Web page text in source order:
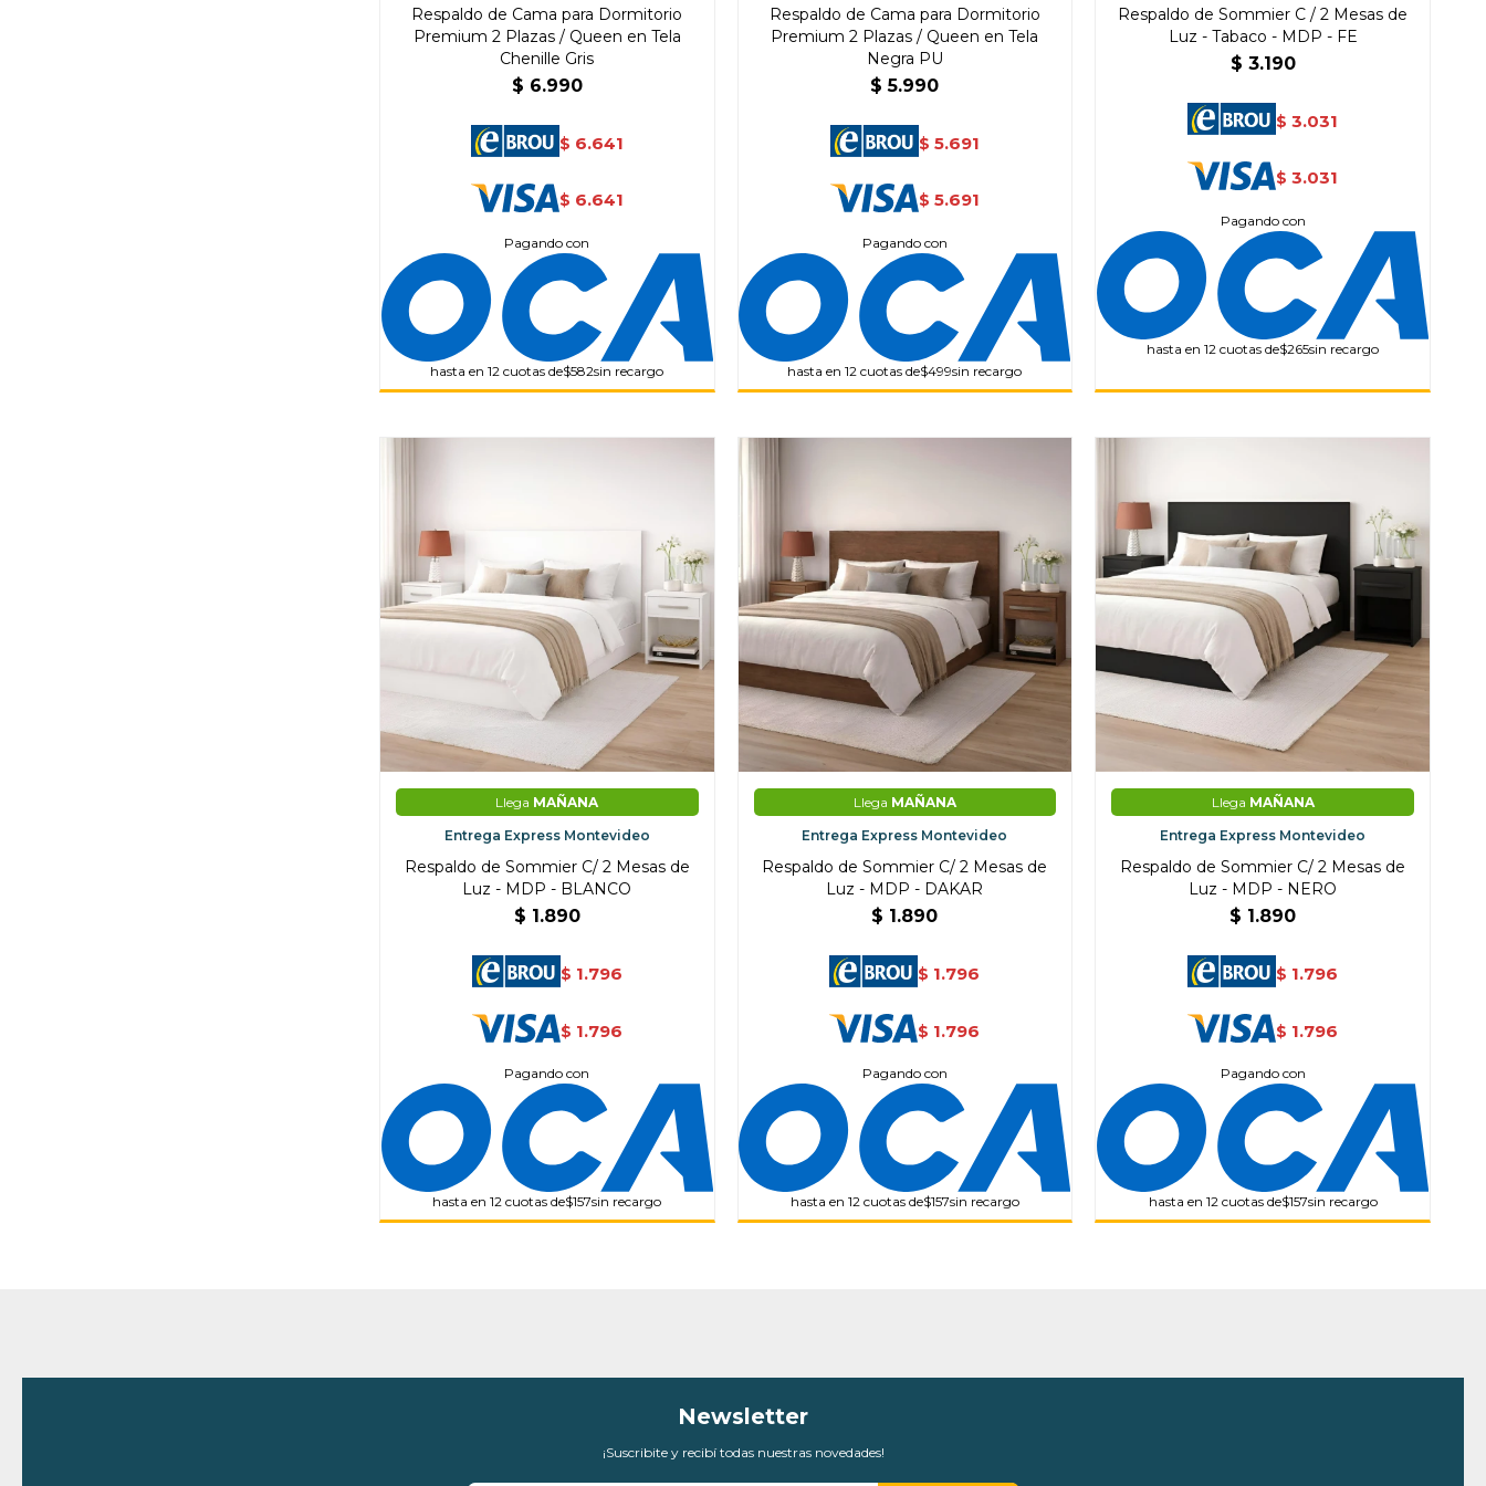
Respaldo de Cama para Dormitorio
Premium 2 Plazas / Queen en Tela
Chenille Gris
$ 6.990
$ 6.641
$ 6.641
Pagando con
hasta en 12 cuotas de$582sin recargo
Respaldo de Cama para Dormitorio
Premium 2 Plazas / Queen en Tela
Negra PU
$ 5.990
$ 5.691
$ 5.691
Pagando con
hasta en 12 cuotas de$499sin recargo
Respaldo de Sommier C / 2 Mesas de
Luz - Tabaco - MDP - FE
$ 3.190
$ 3.031
$ 3.031
Pagando con
hasta en 12 cuotas de$265sin recargo
Llega MAÑANA
Entrega Express Montevideo
Respaldo de Sommier C/ 2 Mesas de
Luz - MDP - BLANCO
$ 1.890
$ 1.796
$ 1.796
Pagando con
hasta en 12 cuotas de$157sin recargo
Llega MAÑANA
Entrega Express Montevideo
Respaldo de Sommier C/ 2 Mesas de
Luz - MDP - DAKAR
$ 1.890
$ 1.796
$ 1.796
Pagando con
hasta en 12 cuotas de$157sin recargo
Llega MAÑANA
Entrega Express Montevideo
Respaldo de Sommier C/ 2 Mesas de
Luz - MDP - NERO
$ 1.890
$ 1.796
$ 1.796
Pagando con
hasta en 12 cuotas de$157sin recargo
Newsletter
¡Suscribite y recibí todas nuestras novedades!
Día Año
* sujeto a aprobación crediticia. El monto disponible
puede variar por comercio